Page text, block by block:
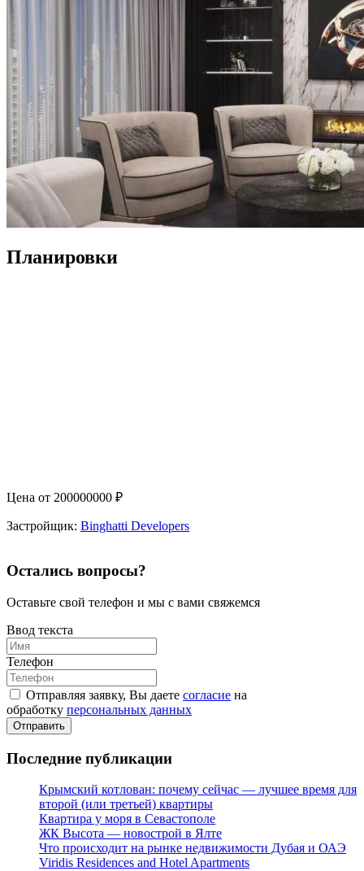
Планировки
Цена от 200000000 ₽
Застройщик: Binghatti Developers
Остались вопросы?
Оставьте свой телефон и мы с вами свяжемся
Ввод текста
Телефон
Отправляя заявку, Вы даете согласие на
обработку персональных данных
Отправить
Последние публикации
Крымский котлован: почему сейчас — лучшее время для
второй (или третьей) квартиры
Квартира у моря в Севастополе
ЖК Высота — новострой в Ялте
Что происходит на рынке недвижимости Дубая и ОАЭ
Viridis Residences and Hotel Apartments